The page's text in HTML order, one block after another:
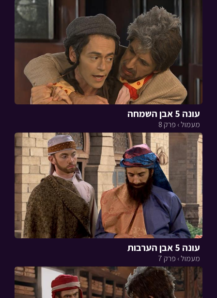
עונה 5 אבן השמחה
מעמול › פרק 8
עונה 5 אבן הערבות
מעמול › פרק 7